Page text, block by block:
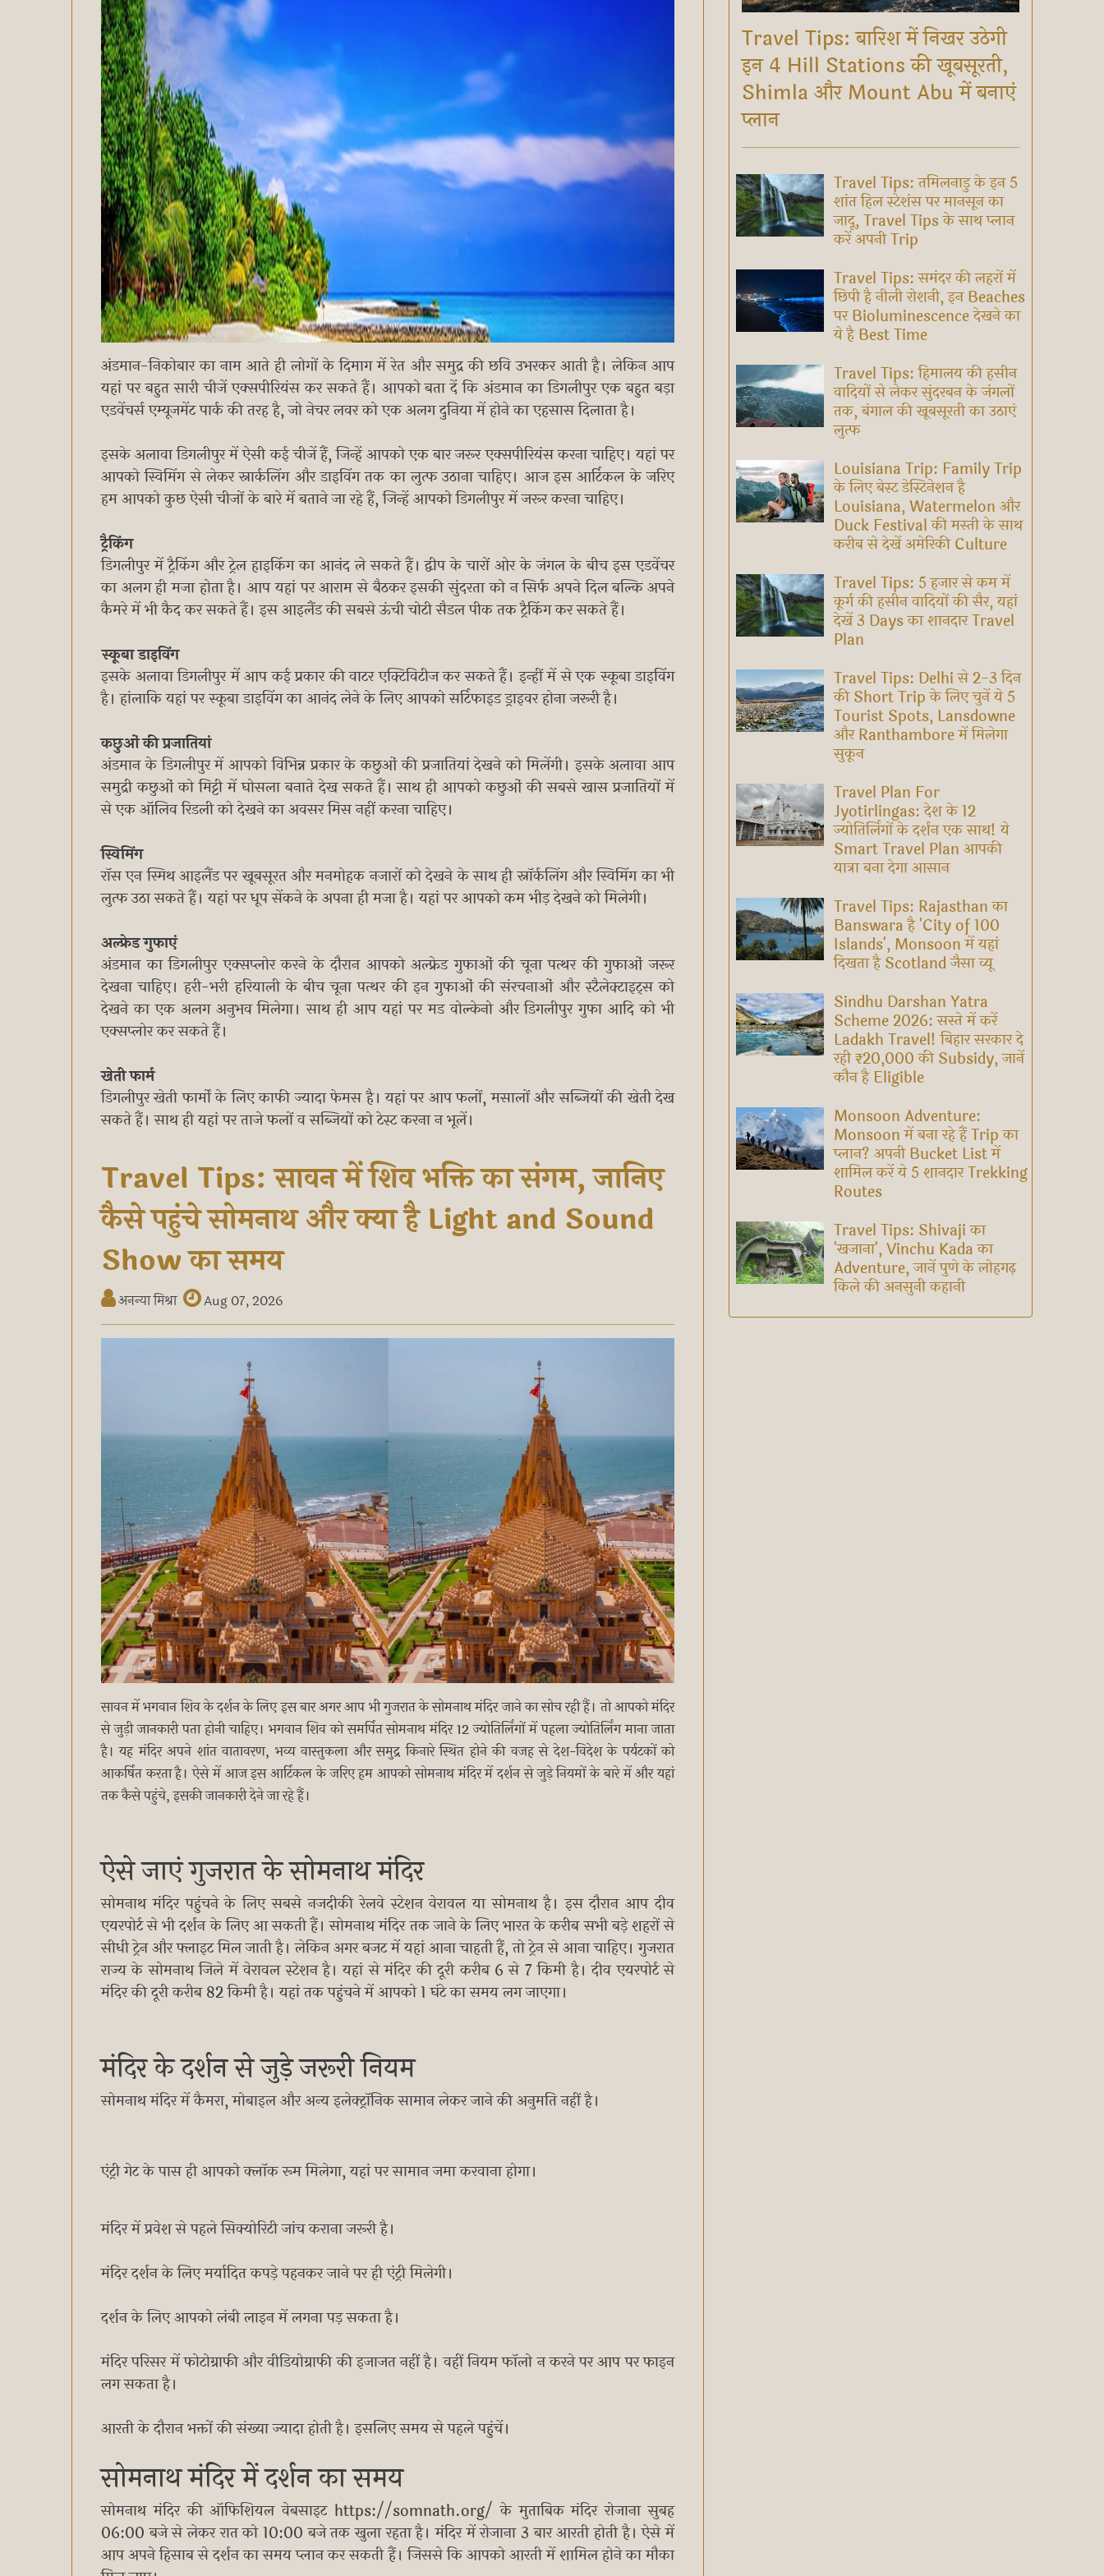
अंडमान-निकोबार का नाम आते ही लोगों के दिमाग में रेत और समुद्र की छवि उभरकर आती है। लेकिन आप
यहां पर बहुत सारी चीजें एक्सपीरियंस कर सकते हैं। आपको बता दें कि अंडमान का डिगलीपुर एक बहुत बड़ा
एडवेंचर्स एम्यूजमेंट पार्क की तरह है, जो नेचर लवर को एक अलग दुनिया में होने का एहसास दिलाता है।
इसके अलावा डिगलीपुर में ऐसी कई चीजें हैं, जिन्हें आपको एक बार जरूर एक्सपीरियंस करना चाहिए। यहां पर
आपको स्विमिंग से लेकर स्नार्कलिंग और डाइविंग तक का लुत्फ उठाना चाहिए। आज इस आर्टिकल के जरिए
हम आपको कुछ ऐसी चीजों के बारे में बताने जा रहे हैं, जिन्हें आपको डिगलीपुर में जरूर करना चाहिए।
ट्रैकिंग
डिगलीपुर में ट्रैकिंग और ट्रेल हाइकिंग का आनंद ले सकते हैं। द्वीप के चारों ओर के जंगल के बीच इस एडवेंचर
का अलग ही मजा होता है। आप यहां पर आराम से बैठकर इसकी सुंदरता को न सिर्फ अपने दिल बल्कि अपने
कैमरे में भी कैद कर सकते हैं। इस आइलैंड की सबसे ऊंची चोटी सैडल पीक तक ट्रैकिंग कर सकते हैं।
स्कूबा डाइविंग
इसके अलावा डिगलीपुर में आप कई प्रकार की वाटर एक्टिविटीज कर सकते हैं। इन्हीं में से एक स्कूबा डाइविंग
है। हांलाकि यहां पर स्कूबा डाइविंग का आनंद लेने के लिए आपको सर्टिफाइड ड्राइवर होना जरूरी है।
कछुओं की प्रजातियां
अंडमान के डिगलीपुर में आपको विभिन्न प्रकार के कछुओं की प्रजातियां देखने को मिलेंगी। इसके अलावा आप
समुद्री कछुओं को मिट्टी में घोसला बनाते देख सकते हैं। साथ ही आपको कछुओं की सबसे खास प्रजातियों में
से एक ऑलिव रिडली को देखने का अवसर मिस नहीं करना चाहिए।
स्विमिंग
रॉस एन स्मिथ आइलैंड पर खूबसूरत और मनमोहक नजारों को देखने के साथ ही स्नॉर्कलिंग और स्विमिंग का भी
लुत्फ उठा सकते हैं। यहां पर धूप सेंकने के अपना ही मजा है। यहां पर आपको कम भीड़ देखने को मिलेगी।
अल्फ्रेड गुफाएं
अंडमान का डिगलीपुर एक्सप्लोर करने के दौरान आपको अल्फ्रेड गुफाओं की चूना पत्थर की गुफाओं जरूर
देखना चाहिए। हरी-भरी हरियाली के बीच चूना पत्थर की इन गुफाओं की संरचनाओं और स्टैलेक्टाइट्स को
देखने का एक अलग अनुभव मिलेगा। साथ ही आप यहां पर मड वोल्केनो और डिगलीपुर गुफा आदि को भी
एक्सप्लोर कर सकते हैं।
खेती फार्म
डिगलीपुर खेती फार्मों के लिए काफी ज्यादा फेमस है। यहां पर आप फलों, मसालों और सब्जियों की खेती देख
सकते हैं। साथ ही यहां पर ताजे फलों व सब्जियों को टेस्ट करना न भूलें।
Travel Tips: सावन में शिव भक्ति का संगम, जानिए
कैसे पहुंचे सोमनाथ और क्या है Light and Sound
Show का समय
अनन्या मिश्रा Aug 07, 2026
सावन में भगवान शिव के दर्शन के लिए इस बार अगर आप भी गुजरात के सोमनाथ मंदिर जाने का सोच रही हैं। तो आपको मंदिर
से जुड़ी जानकारी पता होनी चाहिए। भगवान शिव को समर्पित सोमनाथ मंदिर 12 ज्योतिर्लिंगों में पहला ज्योतिर्लिंग माना जाता
है। यह मंदिर अपने शांत वातावरण, भव्य वास्तुकला और समुद्र किनारे स्थित होने की वजह से देश-विदेश के पर्यटकों को
आकर्षित करता है। ऐसे में आज इस आर्टिकल के जरिए हम आपको सोमनाथ मंदिर में दर्शन से जुड़े नियमों के बारे में और यहां
तक कैसे पहुंचे, इसकी जानकारी देने जा रहे हैं।
ऐसे जाएं गुजरात के सोमनाथ मंदिर
सोमनाथ मंदिर पहुंचने के लिए सबसे नजदीकी रेलवे स्टेशन वेरावल या सोमनाथ है। इस दौरान आप दीव
एयरपोर्ट से भी दर्शन के लिए आ सकती हैं। सोमनाथ मंदिर तक जाने के लिए भारत के करीब सभी बड़े शहरों से
सीधी ट्रेन और फ्लाइट मिल जाती है। लेकिन अगर बजट में यहां आना चाहती हैं, तो ट्रेन से आना चाहिए। गुजरात
राज्य के सोमनाथ जिले में वेरावल स्टेशन है। यहां से मंदिर की दूरी करीब 6 से 7 किमी है। दीव एयरपोर्ट से
मंदिर की दूरी करीब 82 किमी है। यहां तक पहुंचने में आपको 1 घंटे का समय लग जाएगा।
मंदिर के दर्शन से जुड़े जरूरी नियम
सोमनाथ मंदिर में कैमरा, मोबाइल और अन्य इलेक्ट्रॉनिक सामान लेकर जाने की अनुमति नहीं है।
एंट्री गेट के पास ही आपको क्लॉक रूम मिलेगा, यहां पर सामान जमा करवाना होगा।
मंदिर में प्रवेश से पहले सिक्योरिटी जांच कराना जरूरी है।
मंदिर दर्शन के लिए मर्यादित कपड़े पहनकर जाने पर ही एंट्री मिलेगी।
दर्शन के लिए आपको लंबी लाइन में लगना पड़ सकता है।
मंदिर परिसर में फोटोग्राफी और वीडियोग्राफी की इजाजत नहीं है। वहीं नियम फॉलो न करने पर आप पर फाइन
लग सकता है।
आरती के दौरान भक्तों की संख्या ज्यादा होती है। इसलिए समय से पहले पहुंचें।
सोमनाथ मंदिर में दर्शन का समय
सोमनाथ मंदिर की ऑफिशियल वेबसाइट https://somnath.org/ के मुताबिक मंदिर रोजाना सुबह
06:00 बजे से लेकर रात को 10:00 बजे तक खुला रहता है। मंदिर में रोजाना 3 बार आरती होती है। ऐसे में
आप अपने हिसाब से दर्शन का समय प्लान कर सकती हैं। जिससे कि आपको आरती में शामिल होने का मौका
Travel Tips: बारिश में निखर उठेगी
इन 4 Hill Stations की खूबसूरती,
Shimla और Mount Abu में बनाएं
प्लान
Travel Tips: तमिलनाडु के इन 5
शांत हिल स्टेशंस पर मानसून का
जादू, Travel Tips के साथ प्लान
करें अपनी Trip
Travel Tips: समंदर की लहरों में
छिपी है नीली रोशनी, इन Beaches
पर Bioluminescence देखने का
ये है Best Time
Travel Tips: हिमालय की हसीन
वादियों से लेकर सुंदरबन के जंगलों
तक, बंगाल की खूबसूरती का उठाएं
लुत्फ
Louisiana Trip: Family Trip
के लिए बेस्ट डेस्टिनेशन है
Louisiana, Watermelon और
Duck Festival की मस्ती के साथ
करीब से देखें अमेरिकी Culture
Travel Tips: 5 हजार से कम में
कूर्ग की हसीन वादियों की सैर, यहां
देखें 3 Days का शानदार Travel
Plan
Travel Tips: Delhi से 2-3 दिन
की Short Trip के लिए चुनें ये 5
Tourist Spots, Lansdowne
और Ranthambore में मिलेगा
सुकून
Travel Plan For
Jyotirlingas: देश के 12
ज्योतिर्लिंगों के दर्शन एक साथ! ये
Smart Travel Plan आपकी
यात्रा बना देगा आसान
Travel Tips: Rajasthan का
Banswara है 'City of 100
Islands', Monsoon में यहां
दिखता है Scotland जैसा व्यू
Sindhu Darshan Yatra
Scheme 2026: सस्ते में करें
Ladakh Travel! बिहार सरकार दे
रही ₹20,000 की Subsidy, जानें
कौन है Eligible
Monsoon Adventure:
Monsoon में बना रहे हैं Trip का
प्लान? अपनी Bucket List में
शामिल करें ये 5 शानदार Trekking
Routes
Travel Tips: Shivaji का
'खजाना', Vinchu Kada का
Adventure, जानें पुणे के लोहगढ़
किले की अनसुनी कहानी